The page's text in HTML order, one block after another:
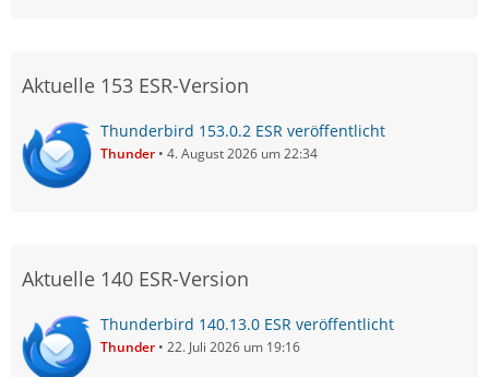
Aktuelle 153 ESR-Version
Thunderbird 153.0.2 ESR veröffentlicht
Thunder 4. August 2026 um 22:34
Aktuelle 140 ESR-Version
Thunderbird 140.13.0 ESR veröffentlicht
Thunder 22. Juli 2026 um 19:16